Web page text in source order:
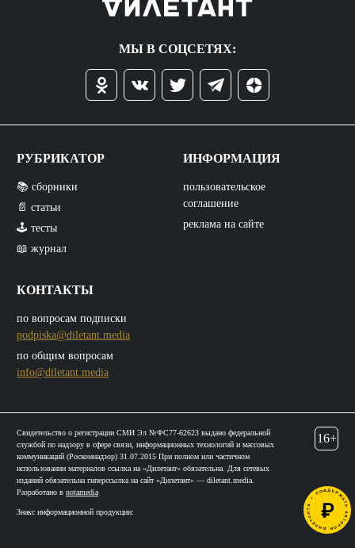
МЫ В СОЦСЕТЯХ:
РУБРИКАТОР
📚 сборники
📄 статьи
🕹️ тесты
📖 журнал
КОНТАКТЫ
по вопросам подписки
podpiska@diletant.media
по общим вопросам
info@diletant.media
ИНФОРМАЦИЯ
пользовательское
соглашение
реклама на сайте
Свидетельство о регистрации СМИ Эл №ФС77-62623 выдано федеральной
службой по надзору в сфере связи, информационных технологий и массовых
коммуникаций (Роскомнадзор) 31.07.2015 При полном или частичном
использовании материалов ссылка на «Дилетант» обязательна. Для сетевых
изданий обязательна гиперссылка на сайт «Дилетант» — diletant.media.
Разработано в notamedia
Знакс информационной продукции:
16+